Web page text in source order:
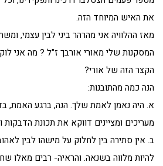
את האיש המיוחד הזה.
מאז ההלוויה אני מהרהר ביני לבין עצמי,
המסקנות שלי מאורי אורבך ז"ל ? מה אני
הקצר הזה של אורי?
הנה כמה מהתובנות:
א. היה נאמן לאמת שלך. הנה, ברגע האמת,
מעריכים ומציינים דווקא את תכונת
ב. אין סתירה בין לחלוק על מישהו לבין
להיות מלווה בשנאה. והראיה- רבים מאלו